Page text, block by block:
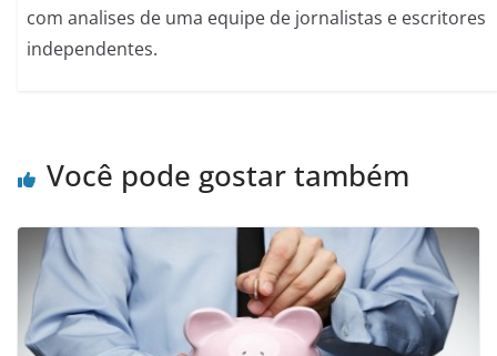
com analises de uma equipe de jornalistas e escritores
independentes.
Você pode gostar também